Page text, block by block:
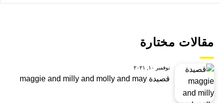
مقالات مختارة
نوفمبر ١٠, ٢٠٢١
قصيدة maggie and milly and molly and may